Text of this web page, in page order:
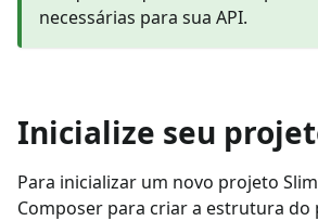
necessárias para sua API.
Inicialize seu
Para inicializar um novo projeto
Composer para criar a estrutura do